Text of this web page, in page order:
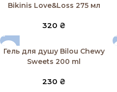
Bikinis Love&Loss 275 мл
320 ₴
Гель для душу Bilou Chewy
Sweets 200 ml
230 ₴